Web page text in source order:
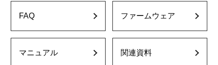
FAQ ファームウェア
マニュアル 関連資料